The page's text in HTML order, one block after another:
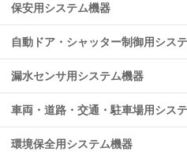
保安用システム機器
自動ドア・シャッター制御用シス
漏水センサ用システム機器
車両・道路・交通・駐車場用シス
環境保全用システム機器